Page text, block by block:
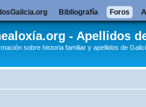
- Apellidos
sobre historia familiar y apellidos de
Bibliografía Foros